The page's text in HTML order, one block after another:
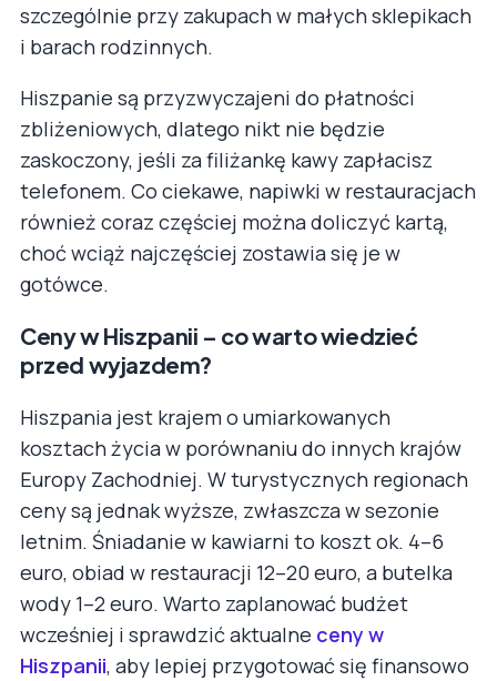
szczególnie przy zakupach w małych sklepikach
i barach rodzinnych.
Hiszpanie są przyzwyczajeni do płatności
zbliżeniowych, dlatego nikt nie będzie
zaskoczony, jeśli za filiżankę kawy zapłacisz
telefonem. Co ciekawe, napiwki w restauracjach
również coraz częściej można doliczyć kartą,
choć wciąż najczęściej zostawia się je w
gotówce.
Ceny w Hiszpanii – co warto wiedzieć
przed wyjazdem?
Hiszpania jest krajem o umiarkowanych
kosztach życia w porównaniu do innych krajów
Europy Zachodniej. W turystycznych regionach
ceny są jednak wyższe, zwłaszcza w sezonie
letnim. Śniadanie w kawiarni to koszt ok. 4–6
euro, obiad w restauracji 12–20 euro, a butelka
wody 1–2 euro. Warto zaplanować budżet
wcześniej i sprawdzić aktualne ceny w
Hiszpanii, aby lepiej przygotować się finansowo